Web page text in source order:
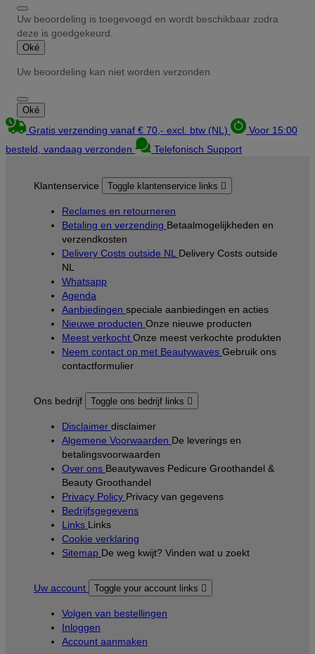
Uw beoordeling is toegevoegd en wordt beschikbaar zodra
deze is goedgekeurd.
Oké
Uw beoordeling kan niet worden verzonden
Oké
Gratis verzending vanaf € 70,- excl. btw (NL)
Voor 15:00
besteld, vandaag verzonden
Telefonisch Support
Klantenservice Toggle klantenservice links 
Reclames en retourneren
Betaling en verzending Betaalmogelijkheden en
verzendkosten
Delivery Costs outside NL Delivery Costs outside
NL
Whatsapp
Agenda
Aanbiedingen speciale aanbiedingen en acties
Nieuwe producten Onze nieuwe producten
Meest verkocht Onze meest verkochte produkten
Neem contact op met Beautywaves Gebruik ons
contactformulier
Ons bedrijf Toggle ons bedrijf links 
Disclaimer disclaimer
Algemene Voorwaarden De leverings en
betalingsvoorwaarden
Over ons Beautywaves Pedicure Groothandel &
Beauty Groothandel
Privacy Policy Privacy van gegevens
Bedrijfsgegevens
Links Links
Cookie verklaring
Sitemap De weg kwijt? Vinden wat u zoekt
Uw account Toggle your account links 
Volgen van bestellingen
Inloggen
Account aanmaken